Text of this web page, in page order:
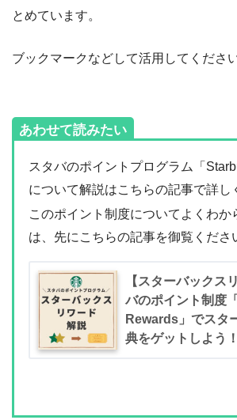
とめています。
ブックマークなどして活用してください
あわせて読みたい
スタバのポイントプログラム「
について解説はこちらの記事で詳し
このポイント制度についてよくわか
は、先にこちらの記事を御覧くださ
【スターバックス
バのポイント制度
Rewards」でスタ
典をゲットしよう！